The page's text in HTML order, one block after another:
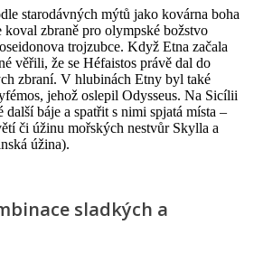
starodávných mýtů jako kovárna boha
koval zbraně pro olympské božstvo
trojzubce. Když Etna začala
věřili, že se Héfaistos právě dal do
zbraní. V hlubinách Etny byl také
jehož oslepil Odysseus. Na Sicílii
další báje a spatřit s nimi spjatá místa –
či úžinu mořských nestvůr Skylla a
úžina).
sladkých a